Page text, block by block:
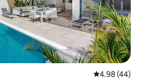
5 ರಲ್ಲಿ 4.98
4.98 (44)